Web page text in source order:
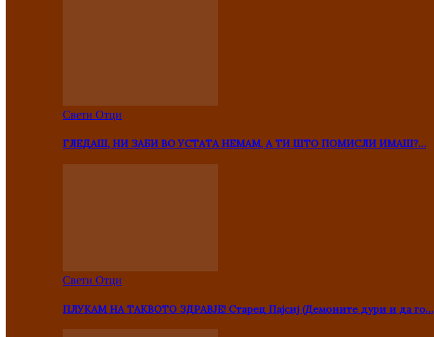
Свети Отци
ГЛЕДАШ, НИ ЗАБИ ВО УСТАТА НЕМАМ, А ТИ ШТО ПОМИСЛИ ИМАШ?…
Свети Отци
ПЛУКАМ НА ТАКВОТО ЗДРАВЈЕ! Старец Пајсиј (Демоните дури и да го…